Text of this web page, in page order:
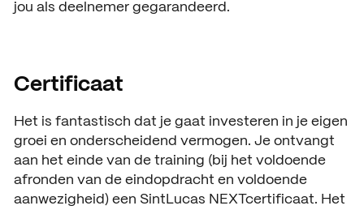
jou als deelnemer gegarandeerd.
Certificaat
Het is fantastisch dat je gaat investeren in je eigen
groei en onderscheidend vermogen. Je ontvangt
aan het einde van de training (bij het voldoende
afronden van de eindopdracht en voldoende
aanwezigheid) een SintLucas NEXTcertificaat. Het